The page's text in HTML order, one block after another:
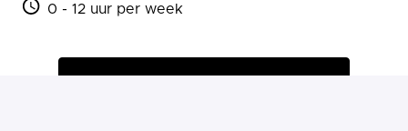
0 - 12 uur per week